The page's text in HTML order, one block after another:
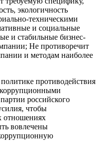
экологичность
техническими
и социальные
и стабильные бизнес-
Не противоречит
и методам наиболее
противодействия
российского
чтобы
отношениях
вовлечены